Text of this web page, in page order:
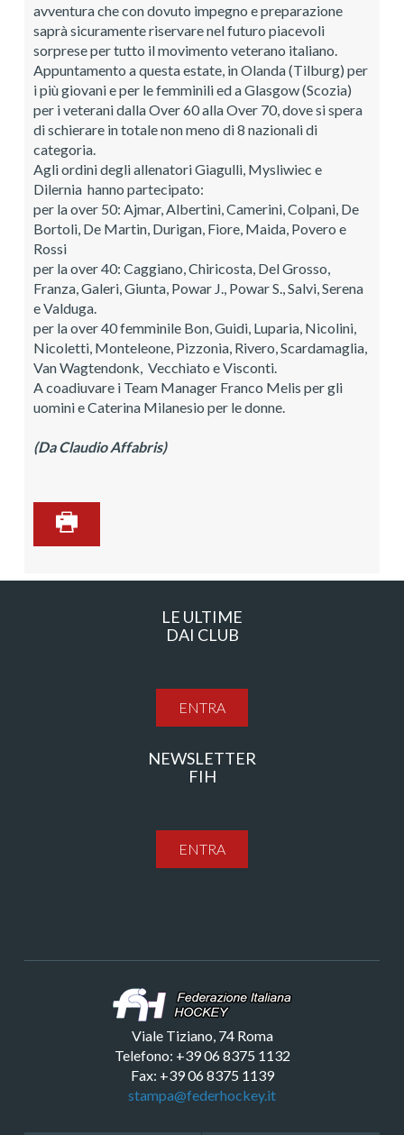
avventura che con dovuto impegno e preparazione
saprà sicuramente riservare nel futuro piacevoli
sorprese per tutto il movimento veterano italiano.
Appuntamento a questa estate, in Olanda (Tilburg) per
i più giovani e per le femminili ed a Glasgow (Scozia)
per i veterani dalla Over 60 alla Over 70, dove si spera
di schierare in totale non meno di 8 nazionali di
categoria.
Agli ordini degli allenatori Giagulli, Mysliwiec e
Dilernia hanno partecipato:
per la over 50: Ajmar, Albertini, Camerini, Colpani, De
Bortoli, De Martin, Durigan, Fiore, Maida, Povero e
Rossi
per la over 40: Caggiano, Chiricosta, Del Grosso,
Franza, Galeri, Giunta, Powar J., Powar S., Salvi, Serena
e Valduga.
per la over 40 femminile Bon, Guidi, Luparia, Nicolini,
Nicoletti, Monteleone, Pizzonia, Rivero, Scardamaglia,
Van Wagtendonk, Vecchiato e Visconti.
A coadiuvare i Team Manager Franco Melis per gli
uomini e Caterina Milanesio per le donne.
(Da Claudio Affabris)
LE ULTIME
DAI CLUB
ENTRA
NEWSLETTER
FIH
ENTRA
Viale Tiziano, 74 Roma
Telefono: +39 06 8375 1132
Fax: +39 06 8375 1139
stampa@federhockey.it